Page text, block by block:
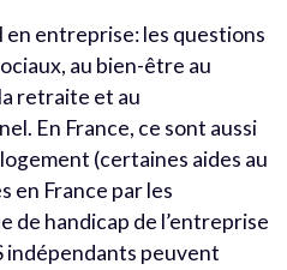
entreprise: les questions
au bien-être au
retraite et au
En France, ce sont aussi
(certaines aides au
en France par les
de handicap de l’entreprise
indépendants peuvent